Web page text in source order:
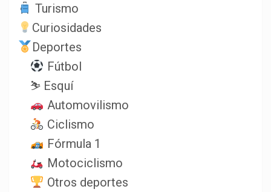
Turismo
Curiosidades
Deportes
Fútbol
⛷️ Esquí
Automovilismo
Ciclismo
Fórmula 1
Motociclismo
Otros deportes